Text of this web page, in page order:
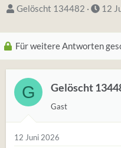
S
r
t
e
r
n
Gelöscht 134482
D
u
m
S
12
Für weitere Antworten
G Gelöscht
Gast
12 Juni 2026